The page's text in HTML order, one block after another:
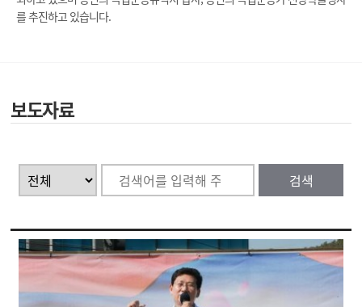
를 추진하고 있습니다.
보도자료
검색